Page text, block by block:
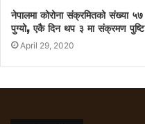
नेपालमा कोरोना संक्रमितको संख्या ५७
पुग्यो, एकै दिन थप ३ मा संक्रमण पुष्टि
April 29, 2020